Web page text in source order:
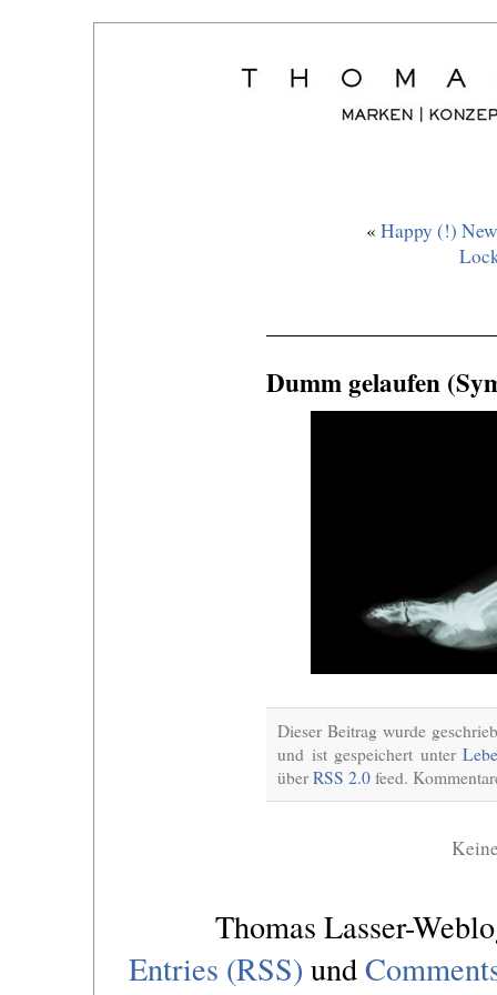
« Happy (!)
Dumm gelaufen
Dieser Beitrag wurde
und ist gespeichert unter
über RSS 2.0 feed.
Thomas Lasser-
Entries (RSS) und